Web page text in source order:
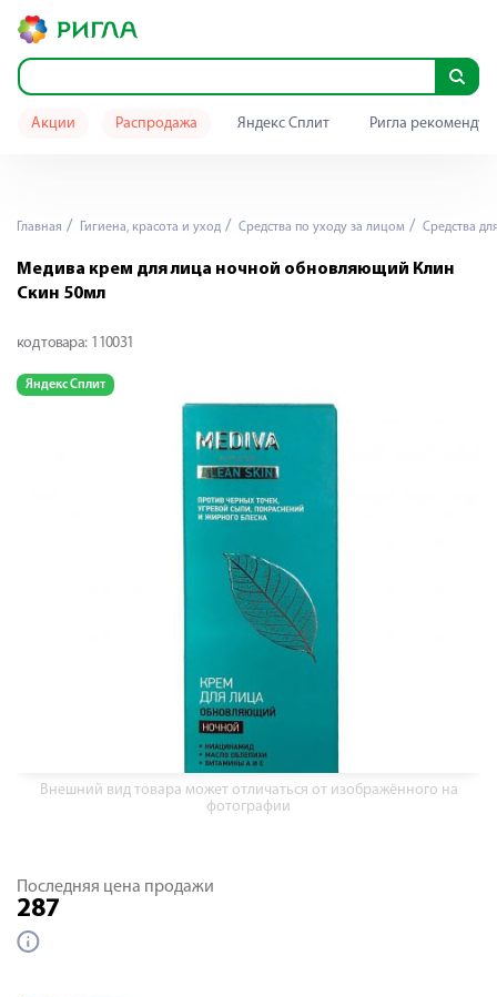
Акции Распродажа Яндекс Сплит Ригла
Главная Гигиена, красота и уход Средства по уходу за лицом Средства
Медива крем для лица ночной обновляющий Клин
Скин 50мл
код товара: 110031
Яндекс Сплит
Внешний вид товара может отличаться от изображённого на
фотографии
Последняя цена продажи
287